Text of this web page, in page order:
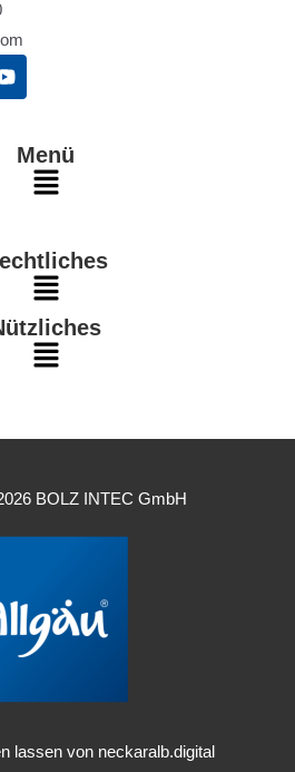
Y
o
Menü
Main
Main
Menu
Main
BOLZ INTEC GmbH
lassen von neckaralb.digital